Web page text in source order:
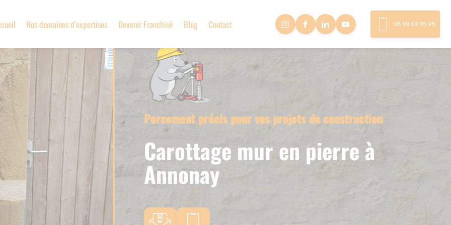
Nos domaines d’expertises Devenir Franchisé Blog Contact 06 59 68 95 95
Percement précis pour vos projets de construction
Carottage mur en pierre à
Annonay